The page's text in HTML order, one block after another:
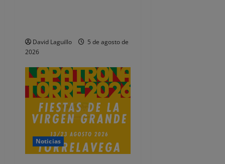
e
n
t
r
d
David Laguillo
5 de agosto de
2026
Noticias